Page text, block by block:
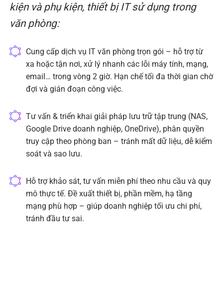
kiện và phụ kiện, thiết bị IT sử dụng trong
văn phòng:
Cung cấp dịch vụ IT văn phòng trọn gói – hỗ trợ từ
xa hoặc tận nơi, xử lý nhanh các lỗi máy tính, mạng,
email… trong vòng 2 giờ. Hạn chế tối đa thời gian chờ
đợi và gián đoạn công việc.
Tư vấn & triển khai giải pháp lưu trữ tập trung (NAS,
Google Drive doanh nghiệp, OneDrive), phân quyền
truy cập theo phòng ban – tránh mất dữ liệu, dễ kiểm
soát và sao lưu.
Hỗ trợ khảo sát, tư vấn miễn phí theo nhu cầu và quy
mô thực tế. Đề xuất thiết bị, phần mềm, hạ tầng
mạng phù hợp – giúp doanh nghiệp tối ưu chi phí,
tránh đầu tư sai.